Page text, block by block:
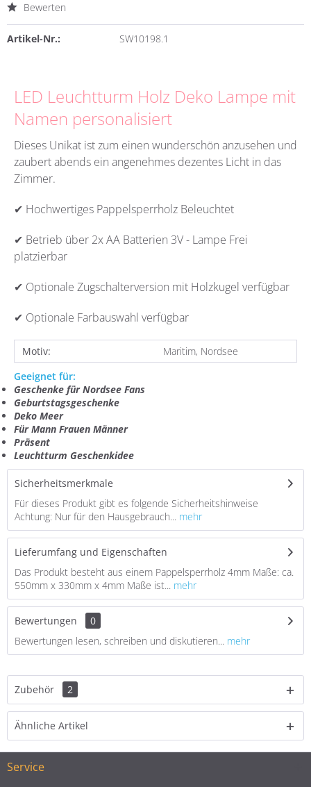
Bewerten
Artikel-Nr.: SW10198.1
LED Leuchtturm Holz Deko Lampe mit
Namen personalisiert
Dieses Unikat ist zum einen wunderschön anzusehen und
zaubert abends ein angenehmes dezentes Licht in das
Zimmer.
✔ Hochwertiges Pappelsperrholz Beleuchtet
✔ Betrieb über 2x AA Batterien 3V - Lampe Frei
platzierbar
✔ Optionale Zugschalterversion mit Holzkugel verfügbar
✔ Optionale Farbauswahl verfügbar
Motiv:
Maritim, Nordsee
Geeignet für:
Geschenke für Nordsee Fans
Geburtstagsgeschenke
Deko Meer
Für Mann Frauen Männer
Präsent
Leuchtturm Geschenkidee
Sicherheitsmerkmale
Für dieses Produkt gibt es folgende Sicherheitshinweise
Achtung: Nur für den Hausgebrauch... mehr
Lieferumfang und Eigenschaften
Das Produkt besteht aus einem Pappelsperrholz 4mm Maße: ca.
550mm x 330mm x 4mm Maße ist... mehr
Bewertungen
0
Bewertungen lesen, schreiben und diskutieren... mehr
Zubehör 2
Ähnliche Artikel
Service